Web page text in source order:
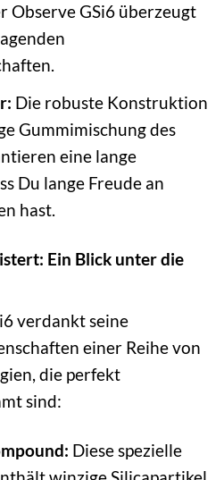
Observe GSi6 überzeugt
Die robuste Konstruktion
Gummimischung des
eine lange
Du lange Freude an
hast.
Ein Blick unter die
verdankt seine
einer Reihe von
die perfekt
sind:
Diese spezielle